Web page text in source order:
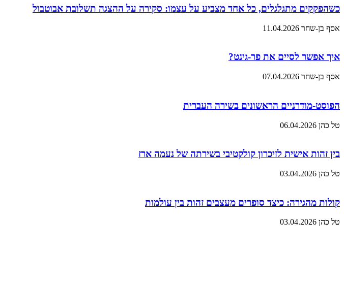
כשהפקקים מתגלגלים, כל אחד מצביע על עצמו: סקירה על ההצגה תשלובת אבוטבול
אסף בן-שחר 11.04.2026
איך אפשר לסיים את פר-גינט?
אסף בן-שחר 07.04.2026
הפוסט-מודרניים הראשונים בשירה העברית
טל כהן 06.04.2026
בין זהות אישית לזיכרון קולקטיבי בשירתה של נעמה ארז
טל כהן 03.04.2026
קולות מהגירה: כיצד סופרים מעצבים זהות בין עולמות
טל כהן 03.04.2026